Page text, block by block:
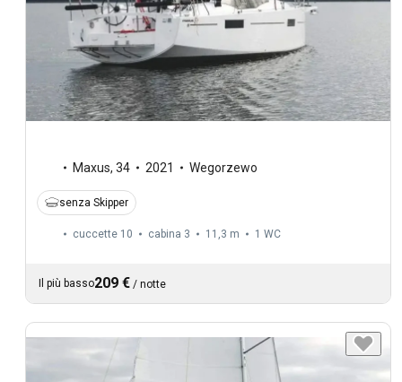
Maxus, 34 2021 Wegorzewo
senza Skipper
cuccette 10 cabina 3 11,3 m 1 WC
Il più basso209 € / notte